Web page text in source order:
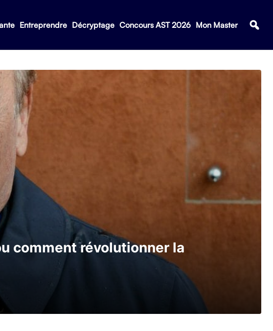
Entreprendre Décryptage Concours AST 2026 Mon Master
comment révolutionner la